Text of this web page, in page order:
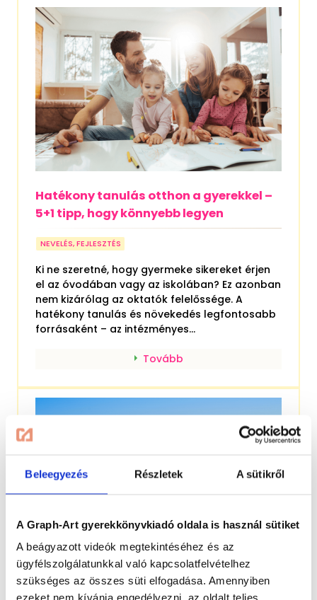
Beleegyezés Részletek A sütikről
A Graph-Art gyerekkönyvkiadó oldala is használ sütiket
A beágyazott videók megtekintéséhez és az
ügyfélszolgálatunkkal való kapcsolatfelvételhez
szükséges az összes süti elfogadása. Amennyiben
ezeket nem kívánja engedélyezni, az oldalt teljes
Hatékony tanulás otthon a gyerekkel –
5+1 tipp, hogy könnyebb legyen
NEVELÉS, FEJLESZTÉS
Ki ne szeretné, hogy gyermeke sikereket érjen
el az óvodában vagy az iskolában? Ez azonban
nem kizárólag az oktatók felelőssége. A
hatékony tanulás és növekedés legfontosabb
forrásaként – az intézményes...
Tovább
Strand gyerekkel: 7+1 tipp a felhőtlen